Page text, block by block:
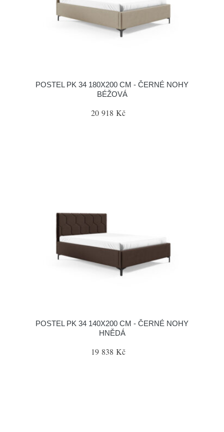
POSTEL PK 34 180X200 CM - ČERNÉ NOHY
BÉŽOVÁ
20 918 Kč
POSTEL PK 34 140X200 CM - ČERNÉ NOHY
HNĚDÁ
19 838 Kč